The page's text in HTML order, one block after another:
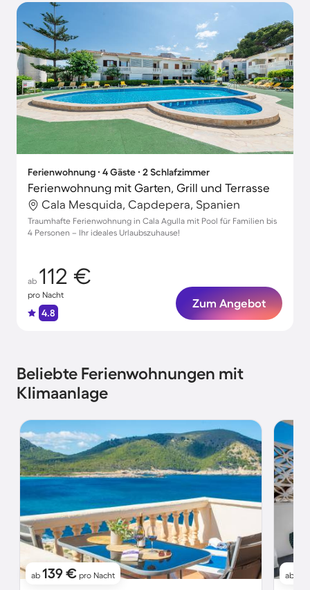
Ferienwohnung ∙ 4 Gäste ∙ 2 Schlafzimmer
Ferienwohnung mit Garten, Grill und Terrasse
Cala Mesquida, Capdepera, Spanien
Traumhafte Ferienwohnung in Cala Agulla mit Pool für Familien bis
4 Personen – Ihr ideales Urlaubszuhause!
ab 112 €
pro Nacht
4.8
Zum Angebot
Beliebte Ferienwohnungen mit
Klimaanlage
ab 139 € pro Nacht ab